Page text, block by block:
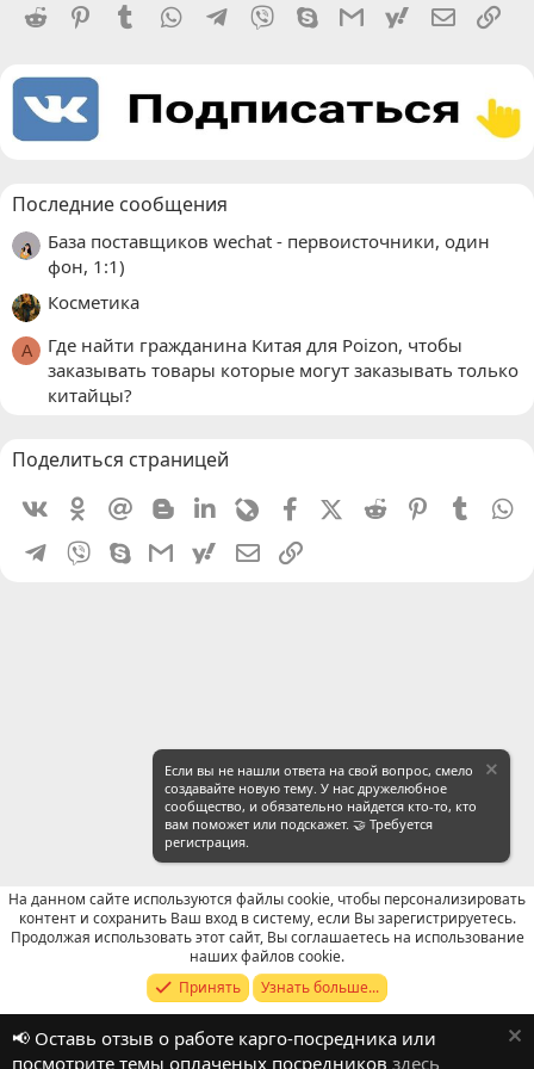
Reddit
PinterestTumblr WhatsAppTelegram
Viber SkypeGmailyahoomail
Последние сообщения
База поставщиков wechat - первоисточники, один
фон, 1:1)
Косметика
A
Где найти гражданина Китая для Poizon, чтобы
заказывать товары которые могут заказывать только
китайцы?
Поделиться страницей
VkontakteOdnoklassniki
Mail.ru BloggerLinkedin
LivejournalFacebookX (Twitter)
Reddit PinterestTumblr
Telegram
Viber SkypeGmailyahoomailЭлектронная почта
Отзывы о работе посредников
Russian (RU)
Обратная связь
Условия и правила
R
Если вы не нашли ответа на свой вопрос, смело
создавайте новую тему. У нас дружелюбное
сообщество, и обязательно найдется кто-то, кто
вам поможет или подскажет. 🤝 Требуется
регистрация.
На данном сайте используются файлы cookie, чтобы персонализировать
контент и сохранить Ваш вход в систему, если Вы зарегистрируетесь.
Продолжая использовать этот сайт, Вы соглашаетесь на использование
наших файлов cookie.
Принять
Узнать больше...
📢 Оставь отзыв о работе карго-посредника или
посмотрите темы оплаченых посредников здесь